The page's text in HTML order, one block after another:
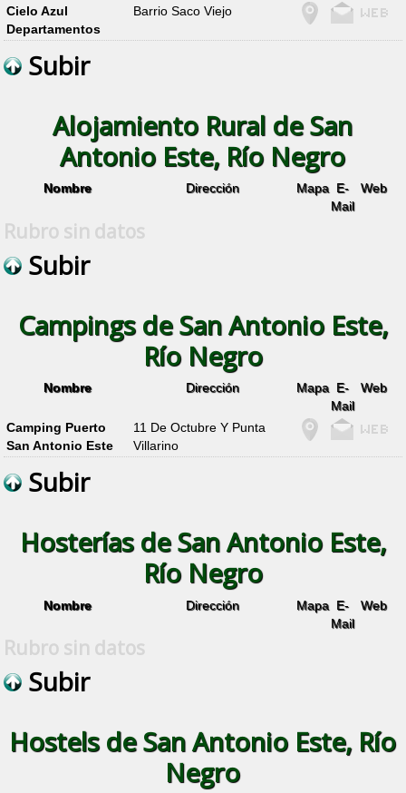
Cielo Azul
Departamentos
Barrio Saco Viejo
Subir
Alojamiento Rural de San
Antonio Este, Río Negro
Nombre Dirección Mapa E-
Mail
Web
Rubro sin datos
Subir
Campings de San Antonio Este,
Río Negro
Nombre Dirección Mapa E-
Mail
Web
Camping Puerto
San Antonio Este
11 De Octubre Y Punta
Villarino
Subir
Hosterías de San Antonio Este,
Río Negro
Nombre Dirección Mapa E-
Mail
Web
Rubro sin datos
Subir
Hostels de San Antonio Este, Río
Negro